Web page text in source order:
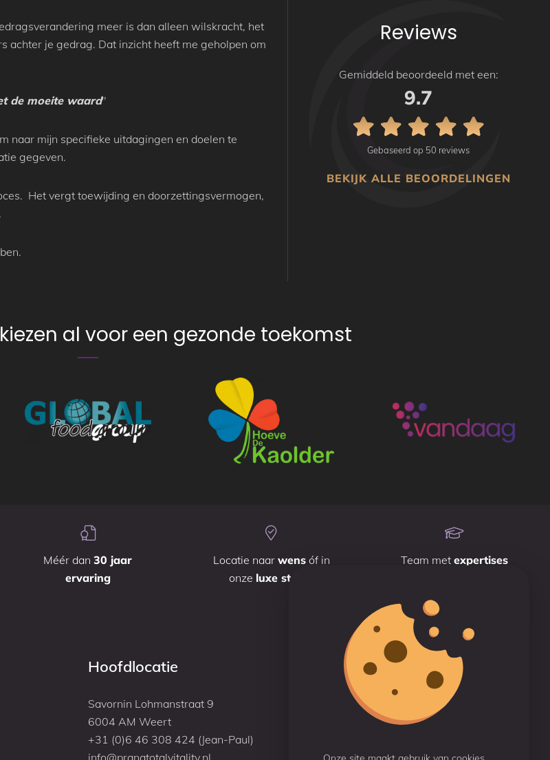
meer is dan alleen wilskracht, het
achter je gedrag. Dat inzicht heeft me geholpen om
de moeite waard"
naar mijn specifieke uitdagingen en doelen te
gegeven.
Het vergt toewijding en doorzettingsvermogen,
Reviews
Gemiddeld beoordeeld met een:
9.7
Gebaseerd op 50 reviews
BEKIJK ALLE BEOORDELINGEN
al voor een gezonde toekomst
Méér dan30 jaar
ervaring
Locatie naar wensóf in
onze luxe studio
Team metexpertises
Hoofdlocatie
Savornin Lohmanstraat 9
6004 AM Weert
+31 (0)6 46 308 424 (Jean-Paul)
Reviews
Beoordeeld met een
Gebaseerd op 50 reviews